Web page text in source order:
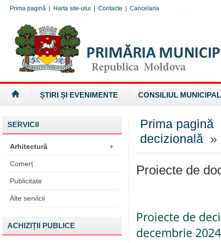
Prima pagină Harta site-ului Contacte Cancelaria
ȘTIRI ȘI EVENIMENTE CONSILIUL MUNICIPAL
SERVICII
Arhitectură +
Comerț
Publicitate
Alte servicii
ACHIZIȚII PUBLICE
Prima pagină
decizională »
Proiecte de
Proiecte de
decembrie 2024